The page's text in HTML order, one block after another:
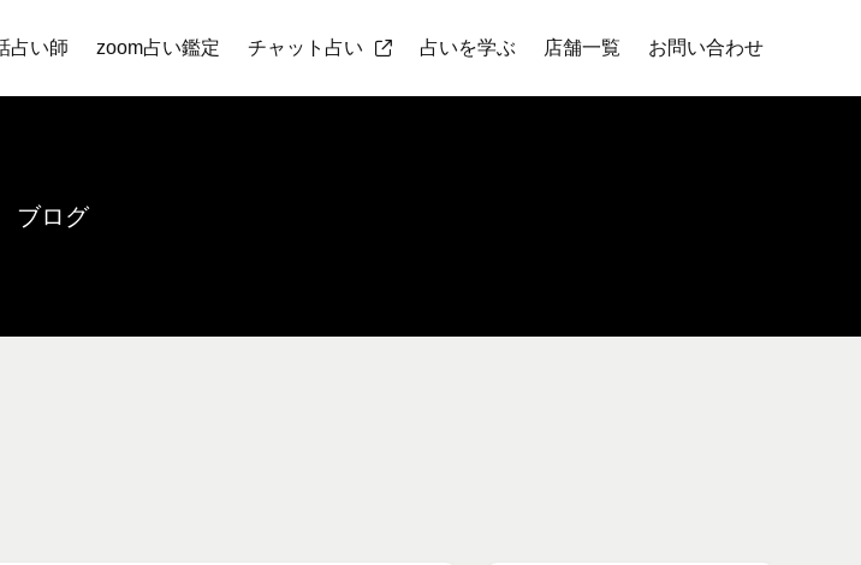
占い師 zoom占い鑑定 チャット占い 占いを学ぶ 店舗一覧 お問い合わせ
ブログ